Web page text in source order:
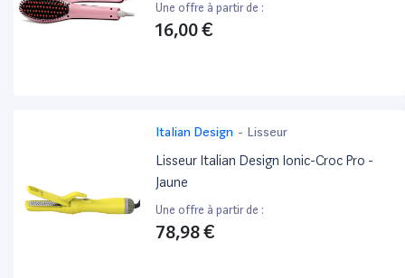
Une offre à partir de :
16,00 €
Italian Design - Lisseur
Lisseur Italian Design Ionic-Croc Pro -
Jaune
Une offre à partir de :
78,98 €